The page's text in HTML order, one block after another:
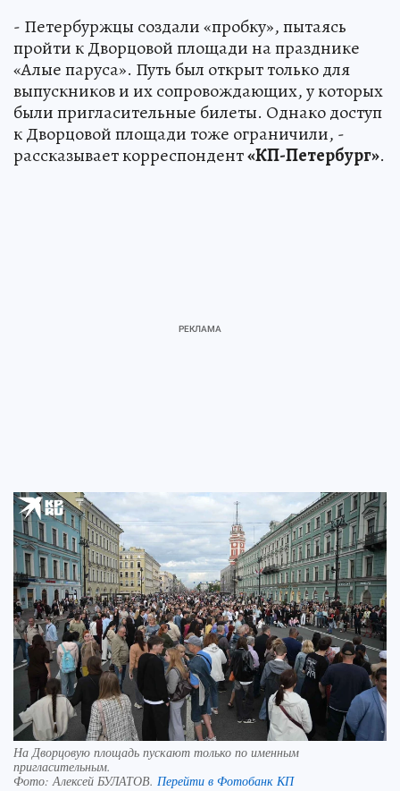
- Петербуржцы создали «пробку», пытаясь
пройти к Дворцовой площади на празднике
«Алые паруса». Путь был открыт только для
выпускников и их сопровождающих, у которых
были пригласительные билеты. Однако доступ
к Дворцовой площади тоже ограничили, -
рассказывает корреспондент«КП-Петербург».
На Дворцовую площадь пускают только по именным
пригласительным.
Фото:Алексей БУЛАТОВ. Перейти в Фотобанк КП